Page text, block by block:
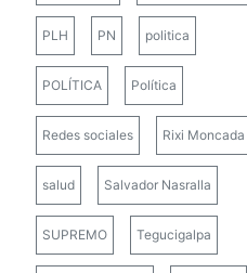
PLH PN politica
POLÍTICA Política
Redes sociales Rixi Moncada
salud Salvador Nasralla
SUPREMO Tegucigalpa